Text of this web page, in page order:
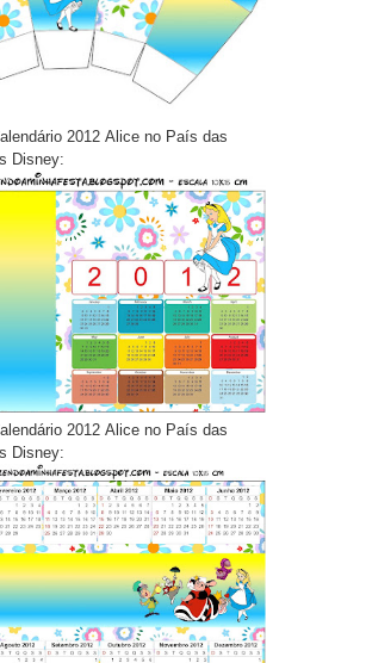
2012 Alice no País das
Disney:
2012 Alice no País das
Disney: